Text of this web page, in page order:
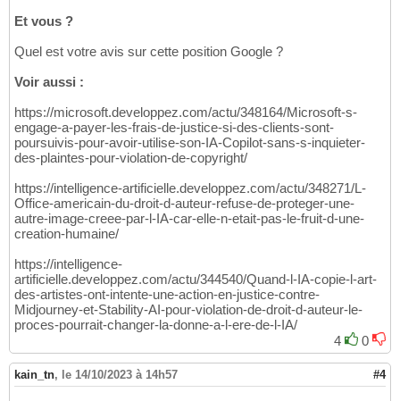
Et vous ?
Quel est votre avis sur cette position Google ?
Voir aussi :
https://microsoft.developpez.com/actu/348164/Microsoft-s-
engage-a-payer-les-frais-de-justice-si-des-clients-sont-
poursuivis-pour-avoir-utilise-son-IA-Copilot-sans-s-inquieter-
des-plaintes-pour-violation-de-copyright/
https://intelligence-artificielle.developpez.com/actu/348271/L-
Office-americain-du-droit-d-auteur-refuse-de-proteger-une-
autre-image-creee-par-l-IA-car-elle-n-etait-pas-le-fruit-d-une-
creation-humaine/
https://intelligence-
artificielle.developpez.com/actu/344540/Quand-l-IA-copie-l-art-
des-artistes-ont-intente-une-action-en-justice-contre-
Midjourney-et-Stability-AI-pour-violation-de-droit-d-auteur-le-
proces-pourrait-changer-la-donne-a-l-ere-de-l-IA/
4
0
kain_tn, le 14/10/2023 à 14h57 #4